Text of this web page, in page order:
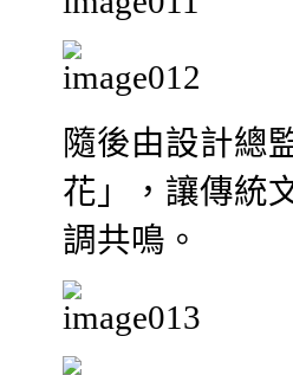
隨後由設計總
花」，讓傳統
調共鳴。